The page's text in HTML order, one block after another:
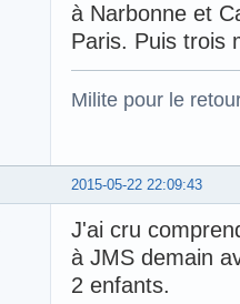
à Narbonne et
Paris. Puis trois
Milite pour le
2015-05-22 22:09:43
J'ai cru
à JMS demain
2 enfants.